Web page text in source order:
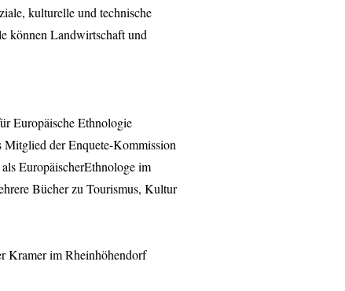
kulturelle und technische
können Landwirtschaft und
Europäische Ethnologie
Mitglied der Enquete-Kommission
EuropäischerEthnologe im
Bücher zu Tourismus, Kultur
Kramer im Rheinhöhendorf